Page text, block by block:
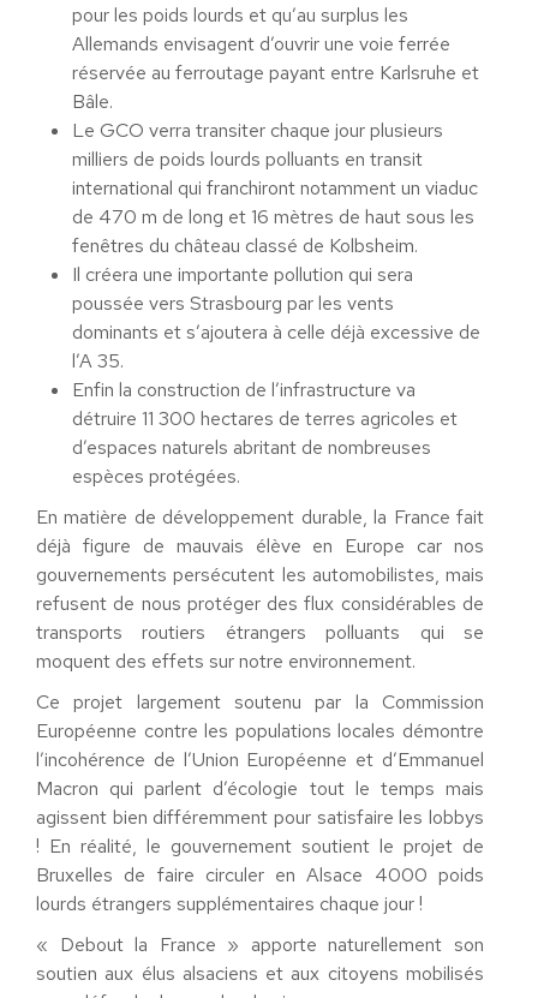
pour les poids lourds et qu’au surplus les
Allemands envisagent d’ouvrir une voie ferrée
réservée au ferroutage payant entre Karlsruhe et
Bâle.
Le GCO verra transiter chaque jour plusieurs
milliers de poids lourds polluants en transit
international qui franchiront notamment un viaduc
de 470 m de long et 16 mètres de haut sous les
fenêtres du château classé de Kolbsheim.
Il créera une importante pollution qui sera
poussée vers Strasbourg par les vents
dominants et s’ajoutera à celle déjà excessive de
l’A 35.
Enfin la construction de l’infrastructure va
détruire 11 300 hectares de terres agricoles et
d’espaces naturels abritant de nombreuses
espèces protégées.
En matière de développement durable, la France fait
déjà figure de mauvais élève en Europe car nos
gouvernements persécutent les automobilistes, mais
refusent de nous protéger des flux considérables de
transports routiers étrangers polluants qui se
moquent des effets sur notre environnement.
Ce projet largement soutenu par la Commission
Européenne contre les populations locales démontre
l’incohérence de l’Union Européenne et d’Emmanuel
Macron qui parlent d’écologie tout le temps mais
agissent bien différemment pour satisfaire les lobbys
! En réalité, le gouvernement soutient le projet de
Bruxelles de faire circuler en Alsace 4000 poids
lourds étrangers supplémentaires chaque jour !
« Debout la France » apporte naturellement son
soutien aux élus alsaciens et aux citoyens mobilisés